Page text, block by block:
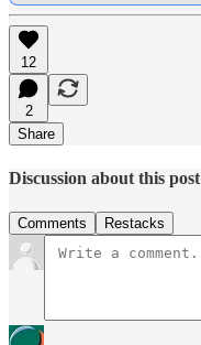
12
2
Share
Discussion about this post
Comments Restacks